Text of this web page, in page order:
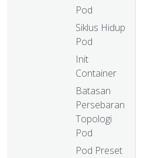
Pod
Siklus Hidup
Pod
Init
Container
Batasan
Persebaran
Topologi
Pod
Pod Preset